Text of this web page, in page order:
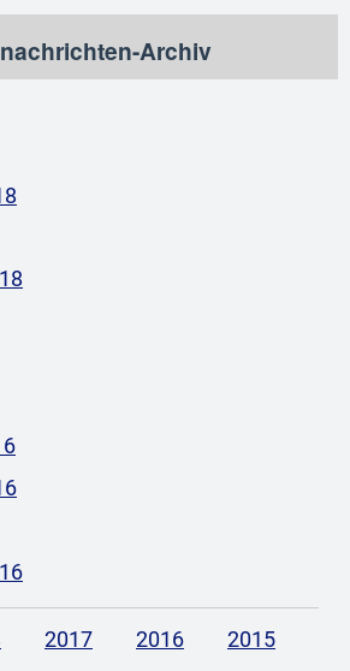
Archiv
2017 2016
2015